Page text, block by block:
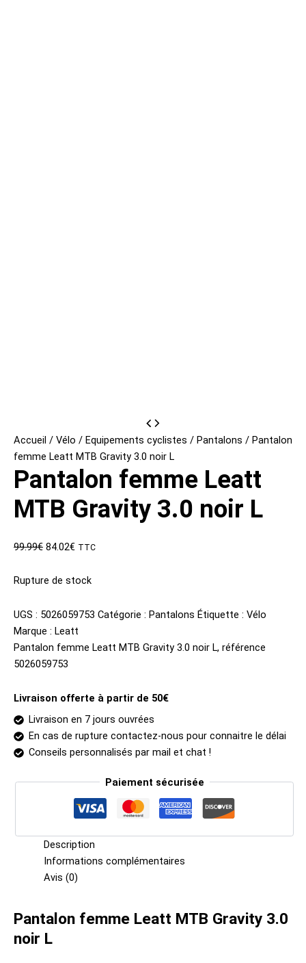
Accueil / Vélo / Equipements cyclistes / Pantalons / Pantalon
femme Leatt MTB Gravity 3.0 noir L
Pantalon femme Leatt
MTB Gravity 3.0 noir L
99.99€ Le
initial
99.99€.
84.02€Le
actuel
84.02€.
TTC
Rupture de stock
UGS : 5026059753 Catégorie : Pantalons Étiquette : Vélo
Marque : Leatt
Pantalon femme Leatt MTB Gravity 3.0 noir L, référence
5026059753
Livraison offerte à partir de 50€
Livraison en 7 jours ouvrées
En cas de rupture contactez-nous pour connaitre le délai
Conseils personnalisés par mail et chat !
Paiement sécurisée
Description
Informations complémentaires
Avis (0)
Pantalon femme Leatt MTB Gravity 3.0
noir L